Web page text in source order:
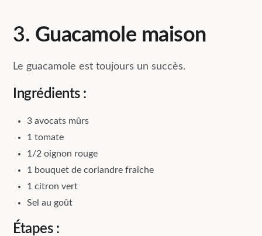
3. Guacamole maison
Le guacamole est toujours un succès.
Ingrédients :
3 avocats mûrs
1 tomate
1/2 oignon rouge
1 bouquet de coriandre fraîche
1 citron vert
Sel au goût
Étapes :